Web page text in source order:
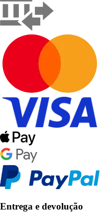
Entrega e devolução